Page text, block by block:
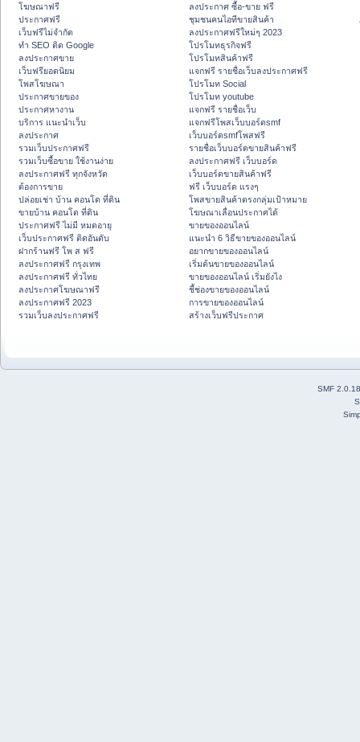
โฆษณาฟรี
ประกาศฟรี
เว็บฟรีไม่จำกัด
ทำ SEO ติด Google
ลงประกาศขาย
เว็บฟรียอดนิยม
โพสโฆษณา
ประกาศขายของ
ประกาศหางาน
บริการ แนะนำเว็บ
ลงประกาศ
รวมเว็บประกาศฟรี
รวมเว็บซื้อขาย ใช้งานง่าย
ลงประกาศฟรี ทุกจังหวัด
ต้องการขาย
ปล่อยเช่า บ้าน คอนโด ที่ดิน
ขายบ้าน คอนโด ที่ดิน
ประกาศฟรี ไม่มี หมดอายุ
เว็บประกาศฟรี ติดอันดับ
ฝากร้านฟรี โพ ส ฟรี
ลงประกาศฟรี กรุงเทพ
ลงประกาศฟรี ทั่วไทย
ลงประกาศโฆษณาฟรี
ลงประกาศฟรี 2023
รวมเว็บลงประกาศฟรี
ลงประกาศ ซื้อ-ขาย ฟรี
ชุมชนคนไอทีขายสินค้า
ลงประกาศฟรีใหม่ๆ 2023
โปรโมทธุรกิจฟรี
โปรโมทสินค้าฟรี
แจกฟรี รายชื่อเว็บลงประกาศฟรี
โปรโมท Social
โปรโมท youtube
แจกฟรี รายชื่อเว็บ
แจกฟรีโพสเว็บบอร์ดsmf
เว็บบอร์ดsmfโพสฟรี
รายชื่อเว็บบอร์ดขายสินค้าฟรี
ลงประกาศฟรี เว็บบอร์ด
เว็บบอร์ดขายสินค้าฟรี
ฟรี เว็บบอร์ด แรงๆ
โพสขายสินค้าตรงกลุ่มเป้าหมาย
โฆษณาเลื่อนประกาศได้
ขายของออนไลน์
แนะนำ 6 วิธีขายของออนไลน์
อยากขายของออนไลน์
เริ่มต้นขายของออนไลน์
ขายของออนไลน์ เริ่มยังไง
ชี้ช่องขายของออนไลน์
การขายของออนไลน์
สร้างเว็บฟรีประกาศ
SMF 2.0.18